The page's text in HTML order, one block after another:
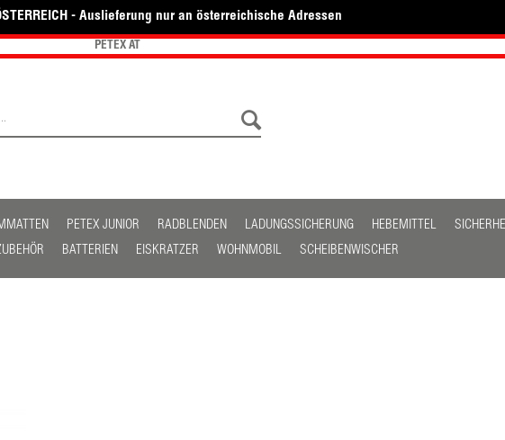
- Auslieferung nur an österreichische Adressen
PETEX AT
PETEX JUNIOR RADBLENDEN LADUNGSSICHERUNG HEBEMITTEL
BATTERIEN EISKRATZER WOHNMOBIL SCHEIBENWISCHER